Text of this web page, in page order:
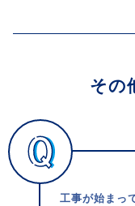
その
工事が始まっ